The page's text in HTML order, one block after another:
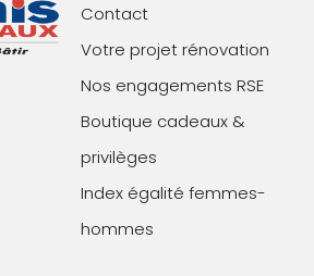
Contact
Votre projet rénovation
Nos engagements RSE
Boutique cadeaux &
privilèges
Index égalité femmes-
hommes